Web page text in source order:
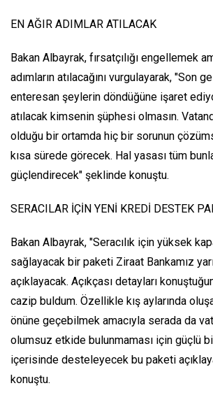
EN AĞIR ADIMLAR ATILACAK
Bakan Albayrak, fırsatçılığı engellemek
adımların atılacağını vurgulayarak, "Son
enteresan şeylerin döndüğüne işaret
atılacak kimsenin şüphesi olmasın.
olduğu bir ortamda hiç bir sorunun
kısa sürede görecek. Hal yasası tüm
güçlendirecek" şeklinde konuştu.
SERACILAR İÇİN YENİ KREDİ DESTEK
Bakan Albayrak, "Seracılık için yüksek
sağlayacak bir paketi Ziraat Bankamız
açıklayacak. Açıkçası detayları
cazip buldum. Özellikle kış aylarında
önüne geçebilmek amacıyla serada da
olumsuz etkide bulunmaması için güçlü
içerisinde desteleyecek bu paketi
konuştu.